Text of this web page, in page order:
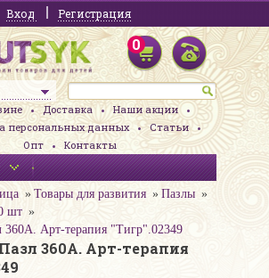
Вход Регистрация
0
Доставка
Наши акции
персональных данных
Статьи
Опт
Контакты
Товары для развития
Пазлы
шт
360А. Арт-терапия "Тигр".02349
360А. Арт-терапия